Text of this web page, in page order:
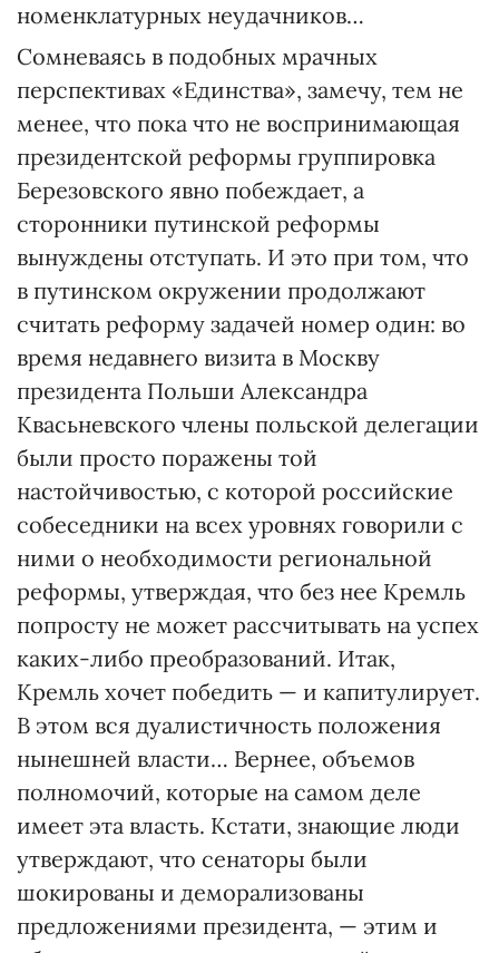
номенклатурных неудачников…
Сомневаясь в подобных мрачных
перспективах «Единства», замечу, тем не
менее, что пока что не воспринимающая
президентской реформы группировка
Березовского явно побеждает, а
сторонники путинской реформы
вынуждены отступать. И это при том, что
в путинском окружении продолжают
считать реформу задачей номер один: во
время недавнего визита в Москву
президента Польши Александра
Квасьневского члены польской делегации
были просто поражены той
настойчивостью, с которой российские
собеседники на всех уровнях говорили с
ними о необходимости региональной
реформы, утверждая, что без нее Кремль
попросту не может рассчитывать на успех
каких-либо преобразований. Итак,
Кремль хочет победить — и капитулирует.
В этом вся дуалистичность положения
нынешней власти… Вернее, объемов
полномочий, которые на самом деле
имеет эта власть. Кстати, знающие люди
утверждают, что сенаторы были
шокированы и деморализованы
предложениями президента, — этим и